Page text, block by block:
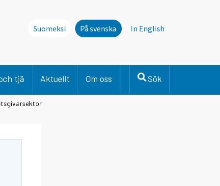
Suomeksi På svenska In English
tjä Aktuellt Om oss Sök